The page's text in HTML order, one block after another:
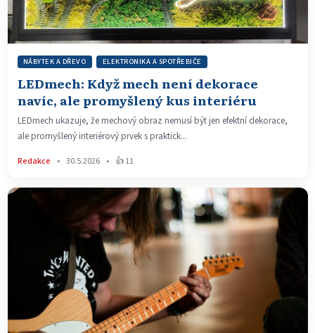
NÁBYTEK A DŘEVO ELEKTRONIKA A SPOTŘEBIČE
LEDmech: Když mech není dekorace
navíc, ale promyšlený kus interiéru
LEDmech ukazuje, že mechový obraz nemusí být jen efektní dekorace,
ale promyšlený interiérový prvek s praktick...
Redakce • 30.5.2026 • 👍 11